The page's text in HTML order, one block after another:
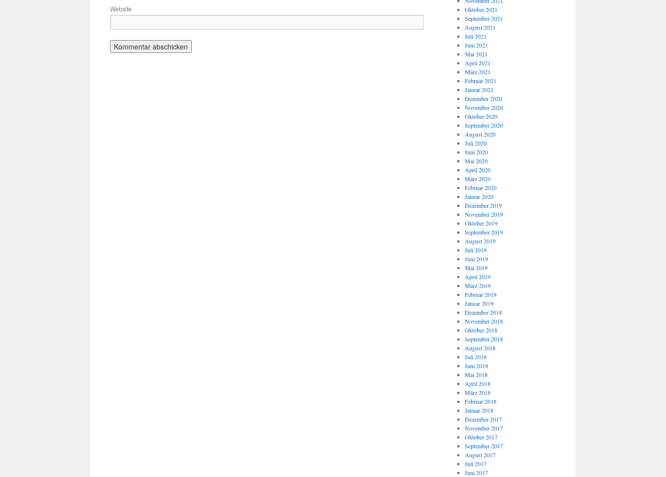
Website
Oktober 2021
September 2021
August 2021
Juli 2021
Juni 2021
Mai 2021
April 2021
März 2021
Februar 2021
Januar 2021
Dezember 2020
November 2020
Oktober 2020
September 2020
August 2020
Juli 2020
Juni 2020
Mai 2020
April 2020
März 2020
Februar 2020
Januar 2020
Dezember 2019
November 2019
Oktober 2019
September 2019
August 2019
Juli 2019
Juni 2019
Mai 2019
April 2019
März 2019
Februar 2019
Januar 2019
Dezember 2018
November 2018
Oktober 2018
September 2018
August 2018
Juli 2018
Juni 2018
Mai 2018
April 2018
März 2018
Februar 2018
Januar 2018
Dezember 2017
November 2017
Oktober 2017
September 2017
August 2017
Juli 2017
Juni 2017